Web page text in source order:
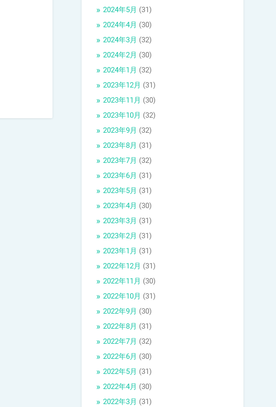
2024年5月 (31)
2024年4月 (30)
2024年3月 (32)
2024年2月 (30)
2024年1月 (32)
2023年12月 (31)
2023年11月 (30)
2023年10月 (32)
2023年9月 (32)
2023年8月 (31)
2023年7月 (32)
2023年6月 (31)
2023年5月 (31)
2023年4月 (30)
2023年3月 (31)
2023年2月 (31)
2023年1月 (31)
2022年12月 (31)
2022年11月 (30)
2022年10月 (31)
2022年9月 (30)
2022年8月 (31)
2022年7月 (32)
2022年6月 (30)
2022年5月 (31)
2022年4月 (30)
2022年3月 (31)